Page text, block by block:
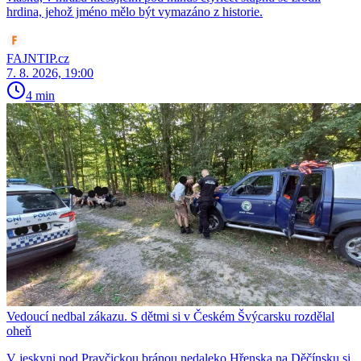
hrdina, jehož jméno mělo být vymazáno z historie.
FAJNTIP.cz
7. 8. 2026, 19:00
4 min
Vedoucí nedbal zákazu. S dětmi si v Českém Švýcarsku rozdělal
oheň